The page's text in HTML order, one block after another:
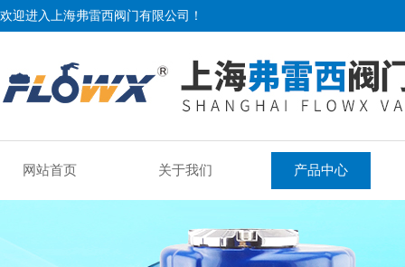
欢迎进入上海弗雷西阀门有限公司！
网站首页 关于我们 产品中心